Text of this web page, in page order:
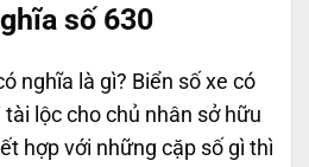
số 630
nghĩa là gì? Biển số xe có
lộc cho chủ nhân sở hữu
hợp với những cặp số gì thì